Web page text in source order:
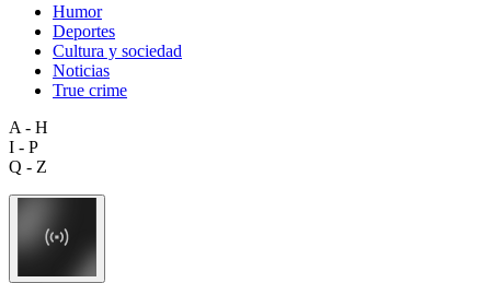
Humor
Deportes
Cultura y sociedad
Noticias
True crime
A - H
I - P
Q - Z